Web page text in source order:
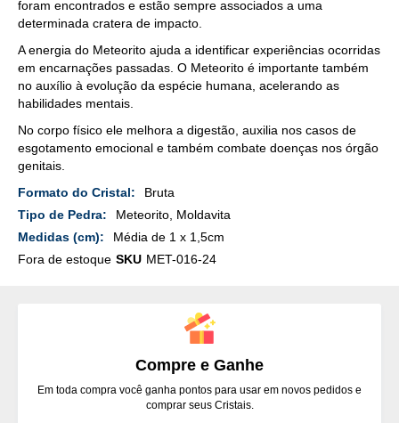
foram encontrados e estão sempre associados a uma
determinada cratera de impacto.
A energia do Meteorito ajuda a identificar experiências ocorridas
em encarnações passadas. O Meteorito é importante também
no auxílio à evolução da espécie humana, acelerando as
habilidades mentais.
No corpo físico ele melhora a digestão, auxilia nos casos de
esgotamento emocional e também combate doenças nos órgão
genitais.
Mais
Detalhes
Bruta
Meteorito, Moldavita
Média de 1 x 1,5cm
Fora de estoque SKU MET-016-24
Compre e Ganhe
Em toda compra você ganha pontos para usar em novos pedidos e
comprar seus Cristais.